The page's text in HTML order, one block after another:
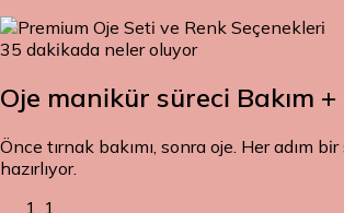
35 dakikada neler oluyor
Oje manikür süreci Bakım
Önce tırnak bakımı, sonra oje. Her adım
hazırlıyor.
1